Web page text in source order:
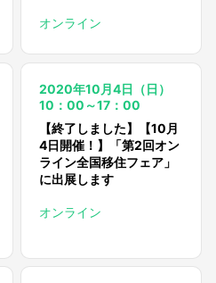
オンライン
2020年10月4日（日）
10：00～17：00
【終了しました】【10月
4日開催！】「第2回オン
ライン全国移住フェア」
に出展します
オンライン